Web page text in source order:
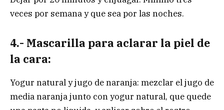
veces por semana y que sea por las noches.
4.- Mascarilla para aclarar la piel de
la cara:
Yogur natural y jugo de naranja: mezclar el jugo de
media naranja junto con yogur natural, que quede